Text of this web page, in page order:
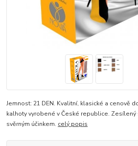
Jemnost: 21 DEN. Kvalitní, klasické a cenově
kalhoty vyrobené v České republice.
svěrným účinkem. celý popis